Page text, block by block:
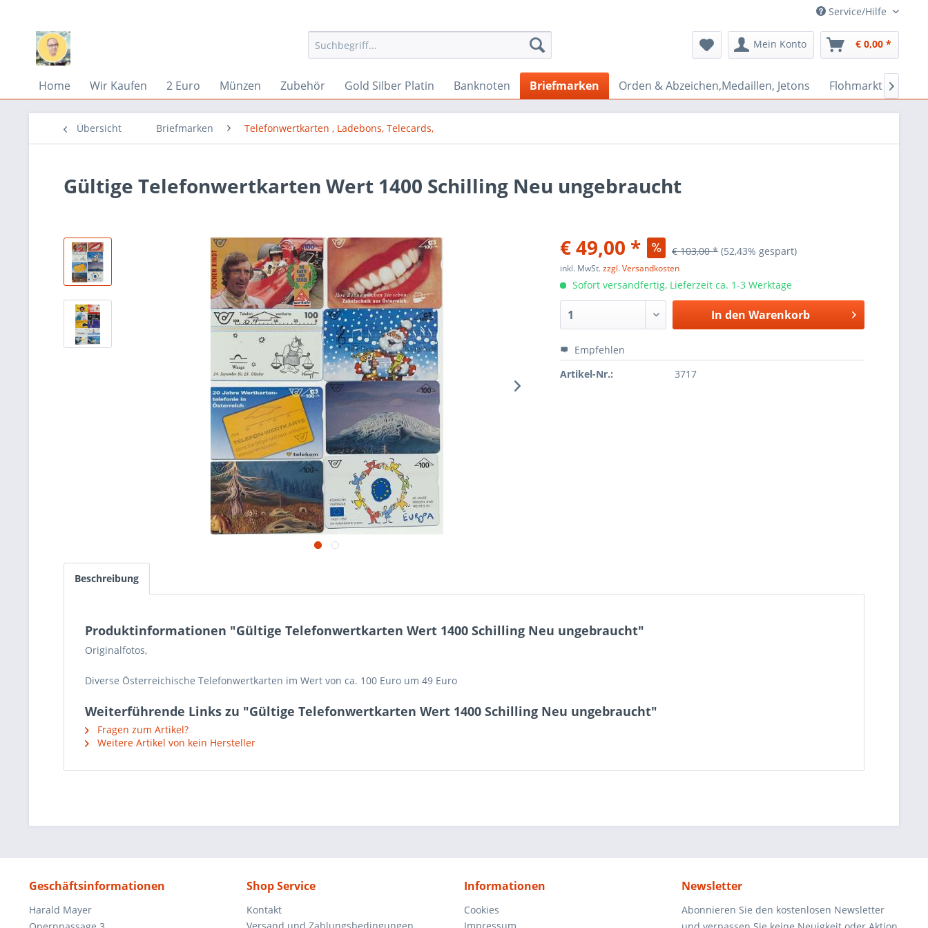
Service/Hilfe
Mein Konto € 0,00 *
Home Wir Kaufen 2 Euro Münzen Zubehör Gold Silber Platin Banknoten Briefmarken Orden & Abzeichen,Medaillen, Jetons Flohmarkt Bazar

Übersicht Briefmarken Telefonwertkarten , Ladebons, Telecards,
Gültige Telefonwertkarten Wert 1400 Schilling Neu ungebraucht
€ 49,00 * € 103,00 * (52,43% gespart)
inkl. MwSt.zzgl. Versandkosten
Sofort versandfertig, Lieferzeit ca. 1-3 Werktage
In den Warenkorb
Empfehlen
Artikel-Nr.:
3717
Beschreibung
Produktinformationen "Gültige Telefonwertkarten Wert 1400 Schilling Neu ungebraucht"
Originalfotos,
Diverse Österreichische Telefonwertkarten im Wert von ca. 100 Euro um 49 Euro
Weiterführende Links zu "Gültige Telefonwertkarten Wert 1400 Schilling Neu ungebraucht"
Fragen zum Artikel?
Weitere Artikel von kein Hersteller
Geschäftsinformationen
Harald Mayer
Shop Service
Kontakt
Informationen
Cookies
Newsletter
Abonnieren Sie den kostenlosen Newsletter